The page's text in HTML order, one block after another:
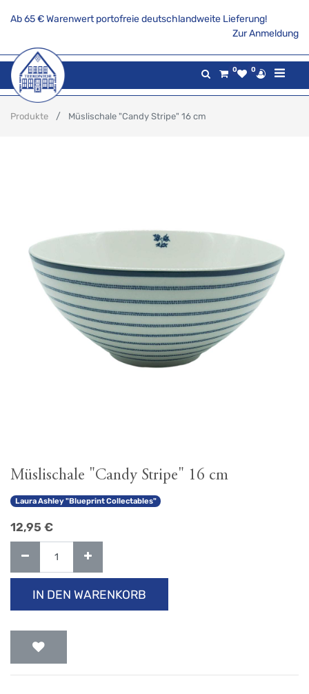
Ab 65 € Warenwert portofreie deutschlandweite Lieferung!
Zur Anmeldung
0 0
Produkte Müslischale "Candy Stripe" 16 cm
Müslischale "Candy Stripe" 16 cm
Laura Ashley "Blueprint Collectables"
12,95 €
IN DEN WARENKORB